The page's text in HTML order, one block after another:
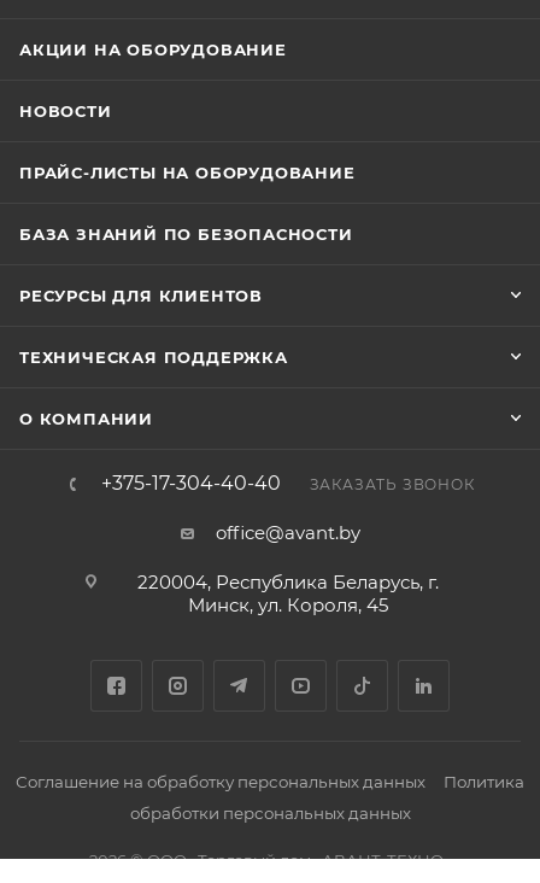
АКЦИИ НА ОБОРУДОВАНИЕ
НОВОСТИ
ПРАЙС-ЛИСТЫ НА ОБОРУДОВАНИЕ
БАЗА ЗНАНИЙ ПО БЕЗОПАСНОСТИ
РЕСУРСЫ ДЛЯ КЛИЕНТОВ
ТЕХНИЧЕСКАЯ ПОДДЕРЖКА
О КОМПАНИИ
+375-17-304-40-40 ЗАКАЗАТЬ ЗВОНОК
office@avant.by
220004, Республика Беларусь, г.
Минск, ул. Короля, 45
Соглашение на обработку персональных данных
Политика
обработки персональных данных
2026 © ООО «Торговый дом «АВАНТ-ТЕХНО»